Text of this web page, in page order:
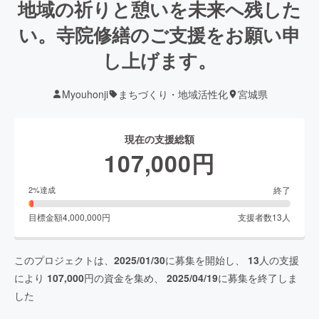
地域の祈りと憩いを未来へ残した
い。寺院修繕のご支援をお願い申
し上げます。
Myouhonji まちづくり・地域活性化 宮城県
現在の支援総額
107,000円
2%達成 終了
目標金額4,000,000円 支援者数13 人
このプロジェクトは、 2025/01/30に募集を開始し、 13 人の支援
により 107,000円の資金を集め、 2025/04/19に募集を終了しま
した